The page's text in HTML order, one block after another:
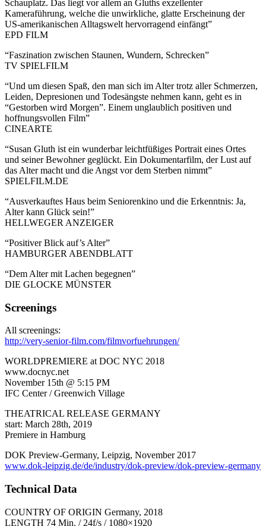
Schauplatz. Das liegt vor allem an Gluths exzellenter
Kameraführung, welche die unwirkliche, glatte Erscheinung der
US-amerikanischen Alltagswelt hervorragend einfängt”
EPD FILM
“Faszination zwischen Staunen, Wundern, Schrecken”
TV SPIELFILM
“Und um diesen Spaß, den man sich im Alter trotz aller Schmerzen,
Leiden, Depresionen und Todesängste nehmen kann, geht es in
“Gestorben wird Morgen”. Einem unglaublich positiven und
hoffnungsvollen Film”
CINEARTE
“Susan Gluth ist ein wunderbar leichtfüßiges Portrait eines Ortes
und seiner Bewohner geglückt. Ein Dokumentarfilm, der Lust auf
das Alter macht und die Angst vor dem Sterben nimmt”
SPIELFILM.DE
“Ausverkauftes Haus beim Seniorenkino und die Erkenntnis: Ja,
Alter kann Glück sein!”
HELLWEGER ANZEIGER
“Positiver Blick auf’s Alter”
HAMBURGER ABENDBLATT
“Dem Alter mit Lachen begegnen”
DIE GLOCKE MÜNSTER
Screenings
All screenings:
http://very-senior-film.com/filmvorfuehrungen/
WORLDPREMIERE at DOC NYC 2018
www.docnyc.net
November 15th @ 5:15 PM
IFC Center / Greenwich Village
THEATRICAL RELEASE GERMANY
start: March 28th, 2019
Premiere in Hamburg
DOK Preview-Germany, Leipzig, November 2017
www.dok-leipzig.de/de/industry/dok-preview/dok-preview-germany
Technical Data
COUNTRY OF ORIGIN Germany, 2018
LENGTH 74 Min. / 24f/s / 1080×1920